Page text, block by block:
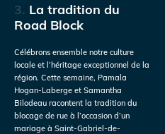
3. La tradition du
Road Block
Célébrons ensemble notre culture
locale et l’héritage exceptionnel de la
région. Cette semaine, Pamala
Hogan-Laberge et Samantha
Bilodeau racontent la tradition du
blocage de rue à l’occasion d’un
mariage à Saint-Gabriel-de-